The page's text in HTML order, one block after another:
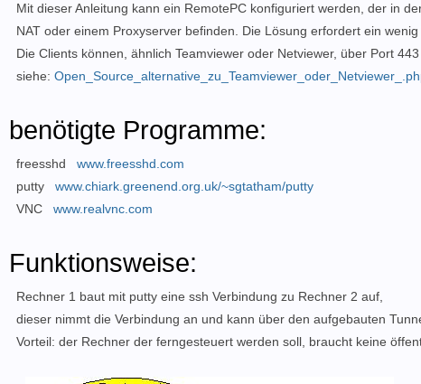
Mit dieser Anleitung kann ein RemotePC konfiguriert werden, der in
NAT oder einem Proxyserver befinden. Die Lösung erfordert ein
Die Clients können, ähnlich Teamviewer oder Netviewer, über Port
siehe:
benötigte Programme:
freesshd www.freesshd.com
putty www.chiark.greenend.org.uk/~sgtatham/putty
VNC www.realvnc.com
Funktionsweise:
Rechner 1 baut mit putty eine ssh Verbindung zu Rechner 2 auf,
dieser nimmt die Verbindung an und kann über den aufgebauten
Vorteil: der Rechner der ferngesteuert werden soll, braucht keine